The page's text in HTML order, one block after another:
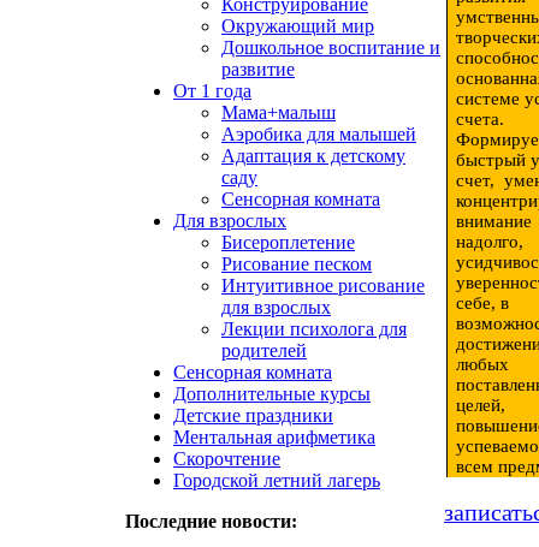
Окружающий мир
Дошкольное воспитание и
развитие
От 1 года
Мама+малыш
Аэробика для малышей
Адаптация к детскому
саду
Сенсорная комната
Для взрослых
Бисероплетение
Рисование песком
Интуитивное рисование
для взрослых
Лекции психолога для
родителей
Сенсорная комната
Дополнительные курсы
Детские праздники
Ментальная арифметика
Скорочтение
Городской летний лагерь
Последние новости:
системе
счета.
быстрый
счет,
внимание
надолго,
себе, в
любых
целей,
всем